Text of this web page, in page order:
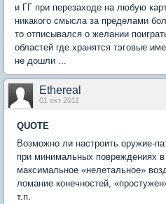
и ГГ при перезаходе на любую
никакого смысла за пределами
то отписывался о желании
областей где хранятся тэговые
не дошли ...
Ethereal
01 окт 2011
QUOTE
Возможно ли настроить оружие-
при минимальных повреждениях
максимальное «нелетальное»
ломание конечностей,
т.п.